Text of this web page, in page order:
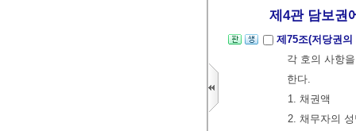
제4관 담보권에
제75조(저당권
각 호의 사항
한다.
1. 채권액
2. 채무자의